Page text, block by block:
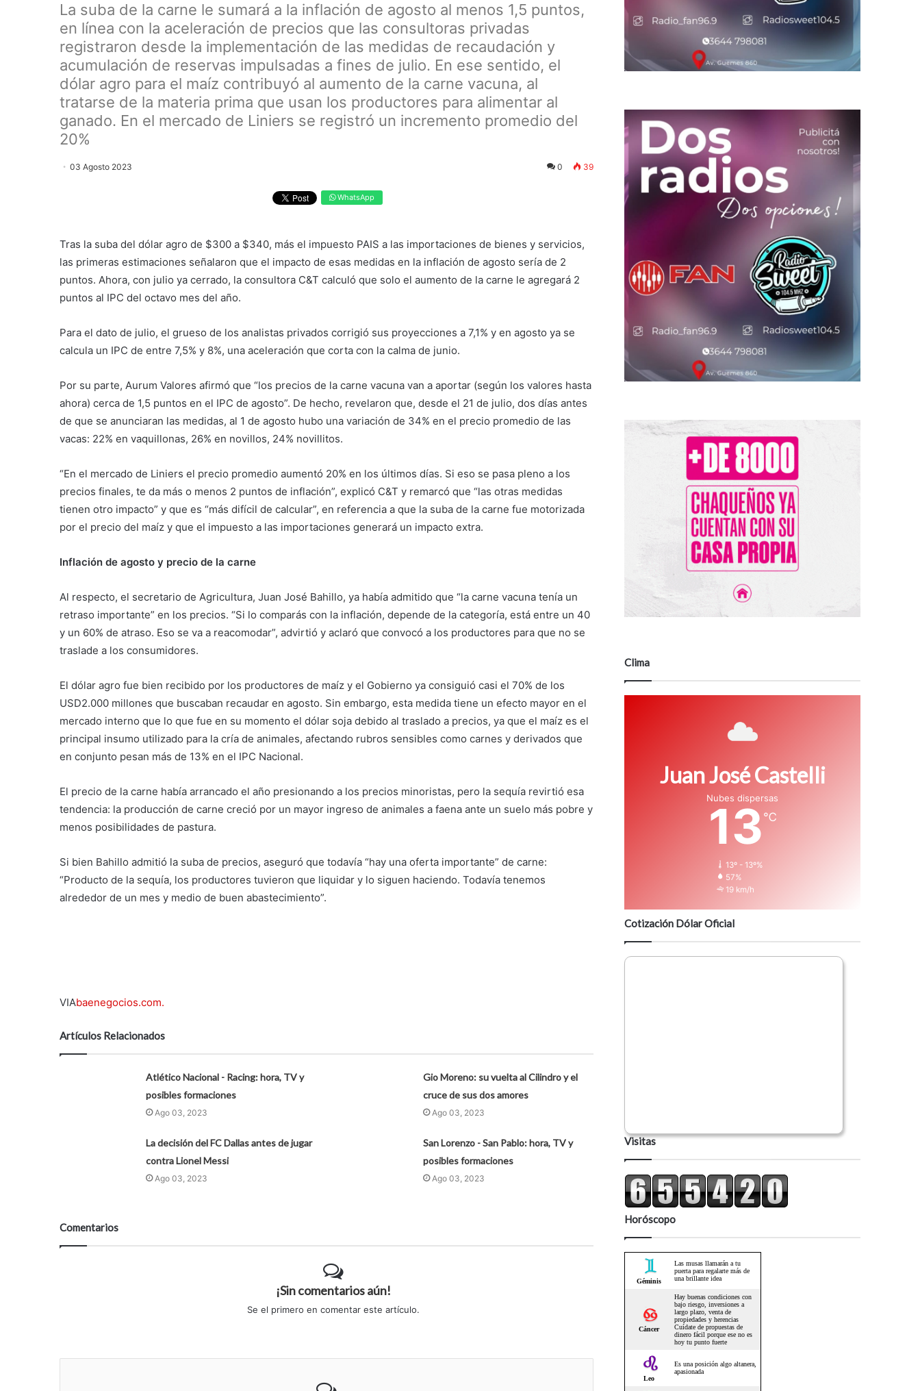
La suba de la carne le sumará a la inflación de agosto al menos 1,5 puntos,
en línea con la aceleración de precios que las consultoras privadas
registraron desde la implementación de las medidas de recaudación y
acumulación de reservas impulsadas a fines de julio. En ese sentido, el
dólar agro para el maíz contribuyó al aumento de la carne vacuna, al
tratarse de la materia prima que usan los productores para alimentar al
ganado. En el mercado de Liniers se registró un incremento promedio del
20%
03 Agosto 2023 0 39
WhatsApp
Tras la suba del dólar agro de $300 a $340, más el impuesto PAIS a las importaciones de bienes y servicios,
las primeras estimaciones señalaron que el impacto de esas medidas en la inflación de agosto sería de 2
puntos. Ahora, con julio ya cerrado, la consultora C&T calculó que solo el aumento de la carne le agregará 2
puntos al IPC del octavo mes del año.
Para el dato de julio, el grueso de los analistas privados corrigió sus proyecciones a 7,1% y en agosto ya se
calcula un IPC de entre 7,5% y 8%, una aceleración que corta con la calma de junio.
Por su parte, Aurum Valores afirmó que “los precios de la carne vacuna van a aportar (según los valores hasta
ahora) cerca de 1,5 puntos en el IPC de agosto”. De hecho, revelaron que, desde el 21 de julio, dos días antes
de que se anunciaran las medidas, al 1 de agosto hubo una variación de 34% en el precio promedio de las
vacas: 22% en vaquillonas, 26% en novillos, 24% novillitos.
“En el mercado de Liniers el precio promedio aumentó 20% en los últimos días. Si eso se pasa pleno a los
precios finales, te da más o menos 2 puntos de inflación”, explicó C&T y remarcó que “las otras medidas
tienen otro impacto” y que es “más difícil de calcular”, en referencia a que la suba de la carne fue motorizada
por el precio del maíz y que el impuesto a las importaciones generará un impacto extra.
Inflación de agosto y precio de la carne
Al respecto, el secretario de Agricultura, Juan José Bahillo, ya había admitido que “la carne vacuna tenía un
retraso importante” en los precios. “Si lo comparás con la inflación, depende de la categoría, está entre un 40
y un 60% de atraso. Eso se va a reacomodar”, advirtió y aclaró que convocó a los productores para que no se
traslade a los consumidores.
El dólar agro fue bien recibido por los productores de maíz y el Gobierno ya consiguió casi el 70% de los
USD2.000 millones que buscaban recaudar en agosto. Sin embargo, esta medida tiene un efecto mayor en el
mercado interno que lo que fue en su momento el dólar soja debido al traslado a precios, ya que el maíz es el
principal insumo utilizado para la cría de animales, afectando rubros sensibles como carnes y derivados que
en conjunto pesan más de 13% en el IPC Nacional.
El precio de la carne había arrancado el año presionando a los precios minoristas, pero la sequía revirtió esa
tendencia: la producción de carne creció por un mayor ingreso de animales a faena ante un suelo más pobre y
menos posibilidades de pastura.
Si bien Bahillo admitió la suba de precios, aseguró que todavía “hay una oferta importante” de carne:
“Producto de la sequía, los productores tuvieron que liquidar y lo siguen haciendo. Todavía tenemos
alrededor de un mes y medio de buen abastecimiento”.
VIAbaenegocios.com.
Artículos Relacionados
Atlético Nacional - Racing: hora, TV y
posibles formaciones
Ago 03, 2023
Gio Moreno: su vuelta al Cilindro y el
cruce de sus dos amores
Ago 03, 2023
La decisión del FC Dallas antes de jugar
contra Lionel Messi
Ago 03, 2023
San Lorenzo - San Pablo: hora, TV y
posibles formaciones
Ago 03, 2023
Comentarios
¡Sin comentarios aún!
Se el primero en comentar este artículo.
Clima
Juan José Castelli
Nubes dispersas
13 ℃
13º - 13º%
57%
19 km/h
Cotización Dólar Oficial
Visitas
Horóscopo